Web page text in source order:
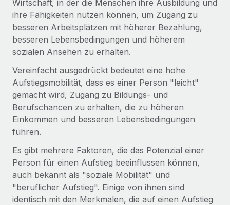
Globales Onboarding und Verwalten von
Freelancer:innen
PEO
Auslagern von komplexen HR-Aufgaben
INFRASTRUKTUR
Remote Embedded
Nahtlose Integration der HR in bestehende Abläufe
Plattform
Integrierte HR-Kernfunktionen für dein Team
Verknüpfen
Neu
Verknüpfung beliebiger KI-Tools mit Remote über unser
MCP
WACHSTUMSPHASE
Startups
Unternehmen
Mittelstand
Maßgeschneiderte HR-Lösungen, um Teams zu
Enterprise
Globale HR für Konzerne und Großunternehmen
PARTNER WERDEN
Strategische Technologiepartner
Gesamtbeschäftigungskosten
Honorarzahlungen berechnen
Informationen zu möglichen Währungen und
Abwicklungsfristen für globale Freelancer:innen
LERNEN MIT REMOTE
Forschung und Leitfäden
Fallstudien
HR-Glossar
Checklisten und Vorlagen
Bibliothek für Stellenbeschreibungen
Nederlands
Français
Deutsch
Español
Italiano
日本語
한국어
Anmelden
Wirtschaft, in der die Menschen ihre Ausbildung und
ihre Fähigkeiten nutzen können, um Zugang zu
besseren Arbeitsplätzen mit höherer Bezahlung,
besseren Lebensbedingungen und höherem
sozialen Ansehen zu erhalten.
Vereinfacht ausgedrückt bedeutet eine hohe
Aufstiegsmobilität, dass es einer Person "leicht"
gemacht wird, Zugang zu Bildungs- und
Berufschancen zu erhalten, die zu höheren
Einkommen und besseren Lebensbedingungen
führen.
Es gibt mehrere Faktoren, die das Potenzial einer
Person für einen Aufstieg beeinflussen können,
auch bekannt als "soziale Mobilität" und
"beruflicher Aufstieg". Einige von ihnen sind
identisch mit den Merkmalen, die auf einen Aufstieg